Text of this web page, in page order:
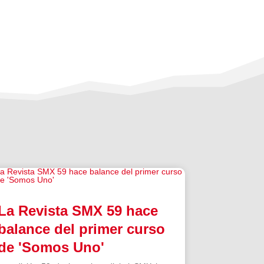
Revista SMX 59 hace
del primer curso
'Somos Uno'